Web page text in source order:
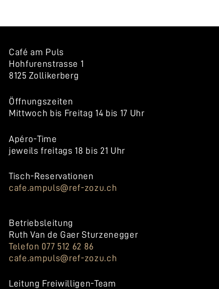
Café am Puls
Hohfurenstrasse 1
8125 Zollikerberg
Öffnungszeiten
Mittwoch bis Freitag 14 bis 17 Uhr
Apéro-Time
jeweils freitags 18 bis 21 Uhr
Tisch-Reservationen
cafe.ampuls@ref-zozu.ch
Betriebsleitung
Ruth Van de Gaer Sturzenegger
Telefon 077 512 62 86
cafe.ampuls@ref-zozu.ch
Leitung Freiwilligen-Team